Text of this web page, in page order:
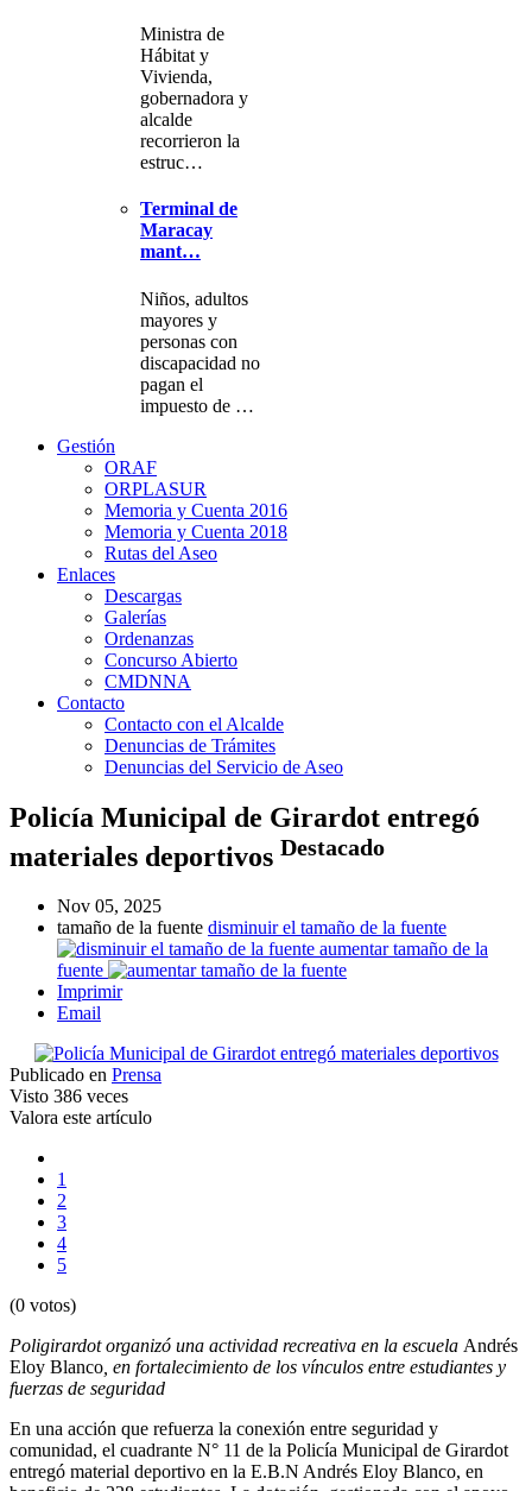
Ministra de
Hábitat y
Vivienda,
gobernadora y
alcalde
recorrieron la
estruc…
Terminal de
Maracay
mant…
Niños, adultos
mayores y
personas con
discapacidad no
pagan el
impuesto de …
Gestión
ORAF
ORPLASUR
Memoria y Cuenta 2016
Memoria y Cuenta 2018
Rutas del Aseo
Enlaces
Descargas
Galerías
Ordenanzas
Concurso Abierto
CMDNNA
Contacto
Contacto con el Alcalde
Denuncias de Trámites
Denuncias del Servicio de Aseo
Policía Municipal de Girardot entregó
materiales deportivos Destacado
Nov 05, 2025
tamaño de la fuente disminuir el tamaño de la fuente
aumentar tamaño de la
fuente
Imprimir
Email
Publicado en Prensa
Visto 386 veces
Valora este artículo
1
2
3
4
5
(0 votos)
Poligirardot organizó una actividad recreativa en la escuela Andrés
Eloy Blanco, en fortalecimiento de los vínculos entre estudiantes y
fuerzas de seguridad
En una acción que refuerza la conexión entre seguridad y
comunidad, el cuadrante N° 11 de la Policía Municipal de Girardot
entregó material deportivo en la E.B.N Andrés Eloy Blanco, en